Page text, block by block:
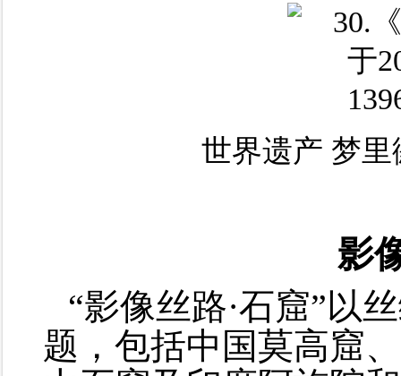
世界遗产 梦
影
“影像丝路·石窟”以
题，包括中国莫高窟